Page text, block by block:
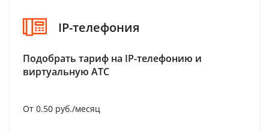
IP-телефония
Подобрать тариф на IP-телефонию и
виртуальную АТС
От 0.50 руб./месяц